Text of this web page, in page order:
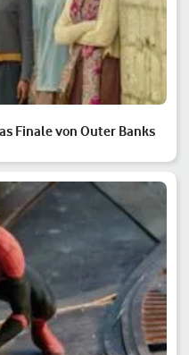
Finale von Outer Banks